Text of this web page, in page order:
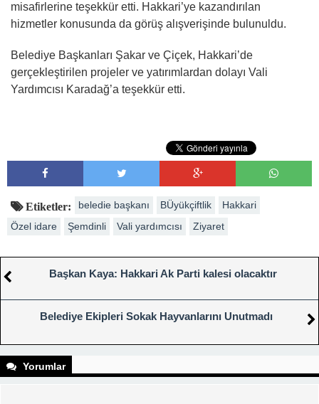
misafirlerine teşekkür etti. Hakkari’ye kazandırılan
hizmetler konusunda da görüş alışverişinde bulunuldu.
Belediye Başkanları Şakar ve Çiçek, Hakkari’de
gerçekleştirilen projeler ve yatırımlardan dolayı Vali
Yardımcısı Karadağ’a teşekkür etti.
Etiketler: beledie başkanı BÜyükçiftlik
Hakkari
Özel idare
Şemdinli Vali yardımcısı Ziyaret
Başkan Kaya: Hakkari Ak Parti kalesi olacaktır
Belediye Ekipleri Sokak Hayvanlarını Unutmadı
Yorumlar